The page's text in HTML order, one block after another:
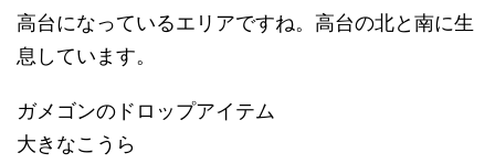
高台になっているエリアですね。高台の北と南に生
息しています。
ガメゴンのドロップアイテム
大きなこうら